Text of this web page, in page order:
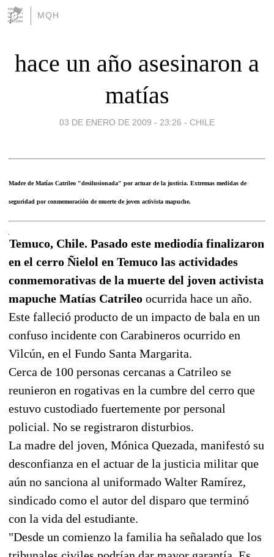
MQH
hace un año asesinaron a
matías
03 DE ENERO DE 2009 - 23:26 - CHILE
Madre de Matías Catrileo "desilusionada" por actuar de la justicia. Extremas medidas de
seguridad por conmemoración de muerte de joven activista mapuche.
Temuco, Chile. Pasado este mediodía finalizaron
en el cerro Ñielol en Temuco las actividades
conmemorativas de la muerte del joven activista
mapuche Matías Catrileo ocurrida hace un año.
Este falleció producto de un impacto de bala en un
confuso incidente con Carabineros ocurrido en
Vilcún, en el Fundo Santa Margarita.
Cerca de 100 personas cercanas a Catrileo se
reunieron en rogativas en la cumbre del cerro que
estuvo custodiado fuertemente por personal
policial. No se registraron disturbios.
La madre del joven, Mónica Quezada, manifestó su
desconfianza en el actuar de la justicia militar que
aún no sanciona al uniformado Walter Ramírez,
sindicado como el autor del disparo que terminó
con la vida del estudiante.
"Desde un comienzo la familia ha señalado que los